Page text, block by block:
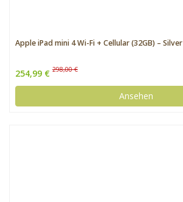
Apple iPad mini 4 Wi-Fi + Cellular (32GB) – Silver
254,99 € 298,00 €
Ansehen